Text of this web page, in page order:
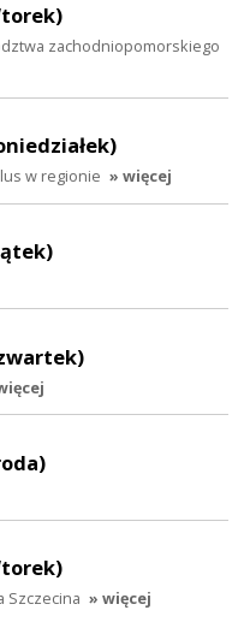
zachodniopomorskiego
w regionie » więcej
Szczecina » więcej